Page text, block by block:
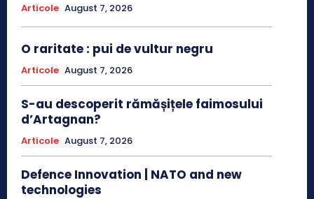
Articole August 7, 2026
O raritate : pui de vultur negru
Articole August 7, 2026
S-au descoperit rămășițele faimosului
d’Artagnan?
Articole August 7, 2026
Defence Innovation | NATO and new
technologies